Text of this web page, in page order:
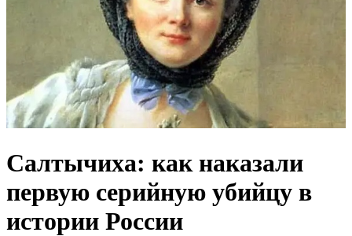
Салтычиха: как наказали
первую серийную убийцу в
истории России